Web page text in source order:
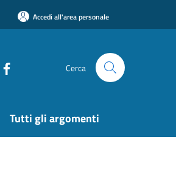
Accedi all'area personale
Cerca
Tutti gli argomenti